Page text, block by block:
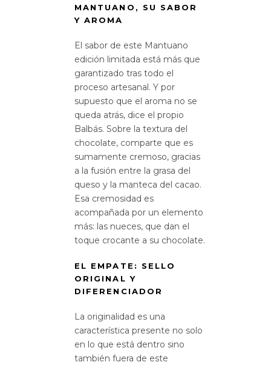
MANTUANO, SU SABOR
Y AROMA
El sabor de este Mantuano
edición limitada está más que
garantizado tras todo el
proceso artesanal. Y por
supuesto que el aroma no se
queda atrás, dice el propio
Balbás. Sobre la textura del
chocolate, comparte que es
sumamente cremoso, gracias
a la fusión entre la grasa del
queso y la manteca del cacao.
Esa cremosidad es
acompañada por un elemento
más: las nueces, que dan el
toque crocante a su chocolate.
EL EMPATE: SELLO
ORIGINAL Y
DIFERENCIADOR
La originalidad es una
característica presente no solo
en lo que está dentro sino
también fuera de este